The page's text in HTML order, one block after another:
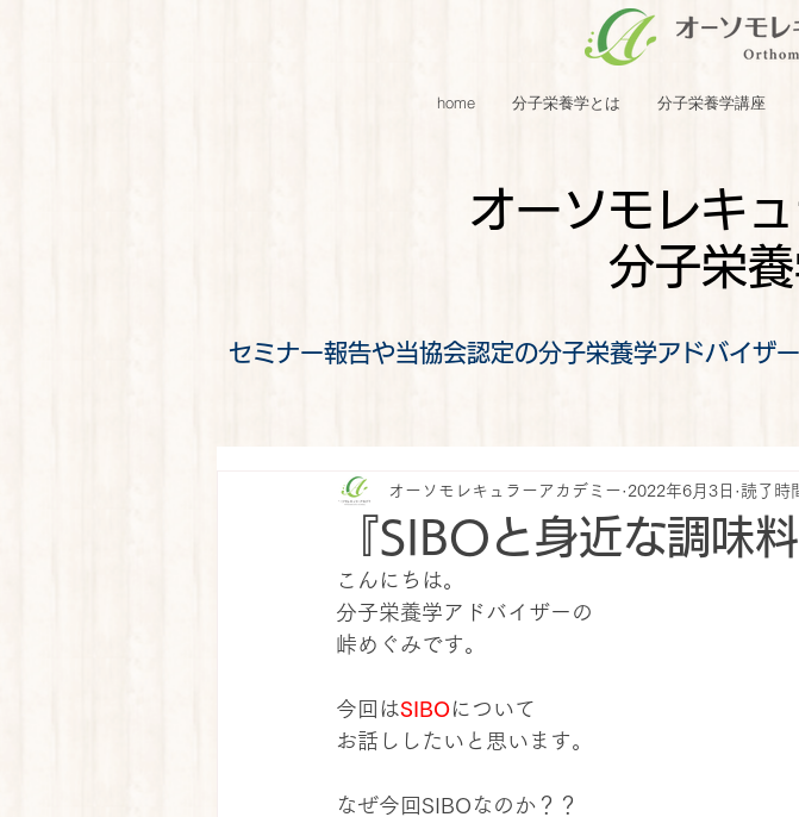
home 分子栄養学とは 分子栄養学講座
オーソモレキ
分子栄
セミナー報告や当協会認定の分子栄養学アドバイザ
『SIBOと身近な調味料
オーソモレキュラーアカデミー 2022年6月3日 読了時
こんにちは。
分子栄養学アドバイザーの
峠めぐみです。
今回はSIBOについて
お話ししたいと思います。
なぜ今回SIBOなのか？？